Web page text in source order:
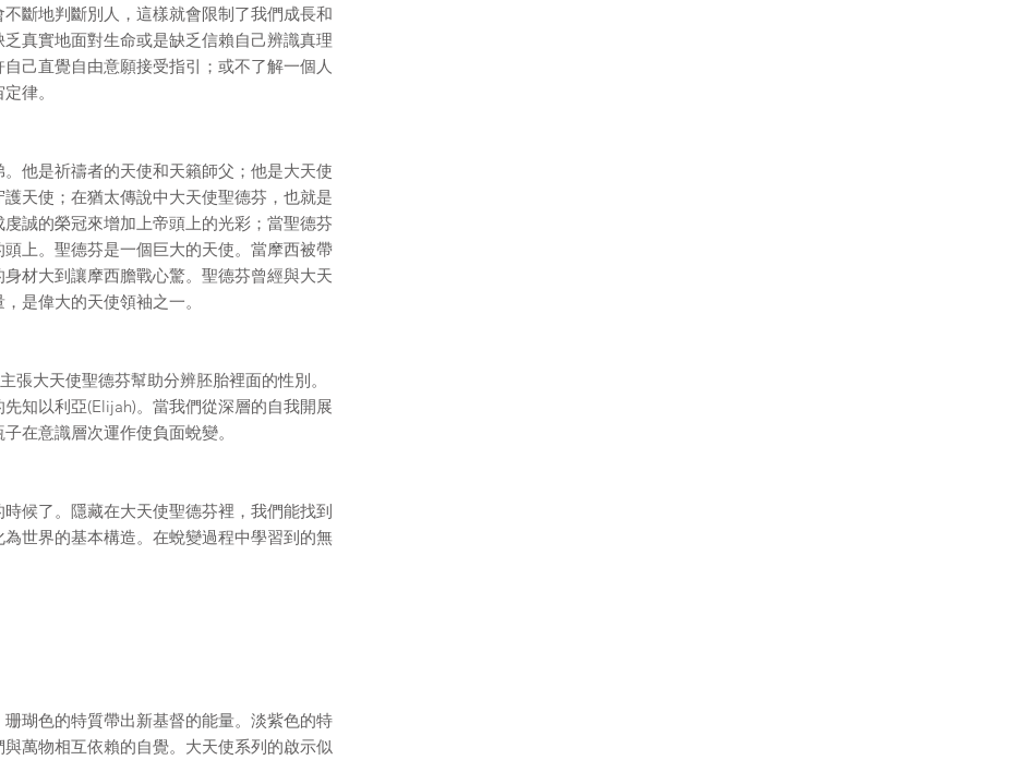
斷地判斷別人，這樣就會限制了我們成長和
真實地面對生命或是缺乏信賴自己辨識真理
己直覺自由意願接受指引；或不了解一個人
律。
他是祈禱者的天使和天籟師父；他是大天使
天使；在猶太傳說中大天使聖德芬，也就是
誠的榮冠來增加上帝頭上的光彩；當聖德芬
上。聖德芬是一個巨大的天使。當摩西被帶
材大到讓摩西膽戰心驚。聖德芬曾經與大天
是偉大的天使領袖之一。
張大天使聖德芬幫助分辨胚胎裡面的性別。
知以利亞(Elijah)。當我們從深層的自我開展
在意識層次運作使負面蛻變。
候了。隱藏在大天使聖德芬裡，我們能找到
世界的基本構造。在蛻變過程中學習到的無
瑚色的特質帶出新基督的能量。淡紫色的特
萬物相互依賴的自覺。大天使系列的啟示似